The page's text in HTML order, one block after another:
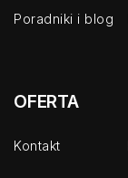
Poradniki i blog
OFERTA
Kontakt